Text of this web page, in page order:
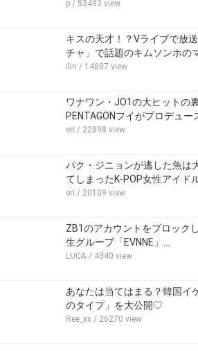
p / 53493 view
キスの天才！？Vライブで放
チャ」で話題のキムソンホの
ilin / 14887 view
ワナワン・JO1の大ヒットの
PENTAGONフイがプロデュー
eri / 22898 view
パク・ジニョンが逃した魚は
てしまったK-POP女性アイドル
eri / 20109 view
ZB1のアカウントをブロック
生グループ「EVNNE」…
LUCA / 4340 view
あなたは当てはまる？韓国
のタイプ」を大公開♡
Ree_xx / 26270 view